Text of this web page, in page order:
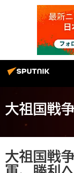
大祖国戦
大祖国戦